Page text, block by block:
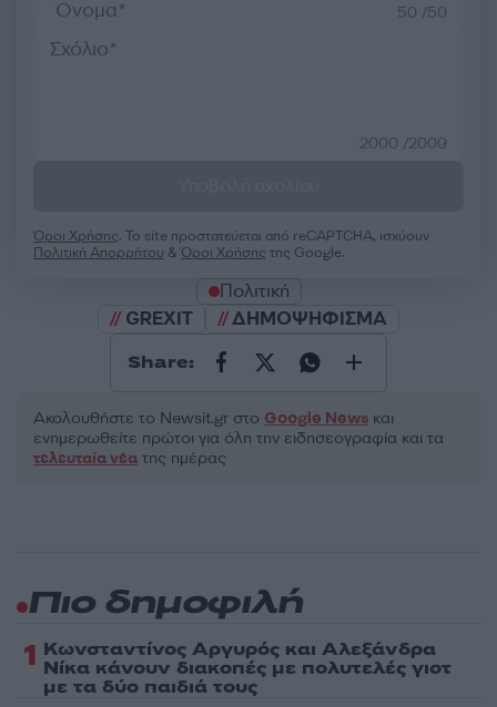
50 /50
2000 /2000
Όροι Χρήσης. Το site προστατεύεται από reCAPTCHA, ισχύουν
Πολιτική Απορρήτου &Όροι Χρήσης της Google.
Πολιτική
GREXIT
ΔΗΜΟΨΗΦΙΣΜΑ
Share:
Ακολουθήστε το Νewsit.gr στο Google News και
ενημερωθείτε πρώτοι για όλη την ειδησεογραφία και τα
τελευταία νέα της ημέρας
Πιο δημοφιλή
1 Κωνσταντίνος Αργυρός και Αλεξάνδρα
Νίκα κάνουν διακοπές με πολυτελές γιοτ
με τα δύο παιδιά τους